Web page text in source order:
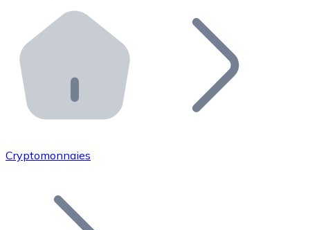
Distributeurs automatiques Bitnovo
Intégrez un ATM Bitnovo dans votre entreprise et
API Bitnovo
Intégrez notre API dans votre écosystème.
Rejoignez notre réseau de distributeurs et
Ajoutez le token de votre projet à notre service
Cryptomonnaies